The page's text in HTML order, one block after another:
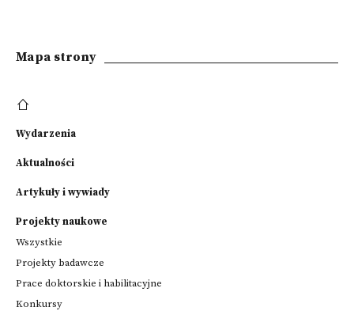
Mapa strony
Wydarzenia
Aktualności
Artykuły i wywiady
Projekty naukowe
Wszystkie
Projekty badawcze
Prace doktorskie i habilitacyjne
Konkursy